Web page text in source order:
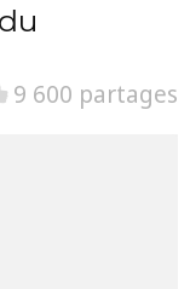
9 600 partages